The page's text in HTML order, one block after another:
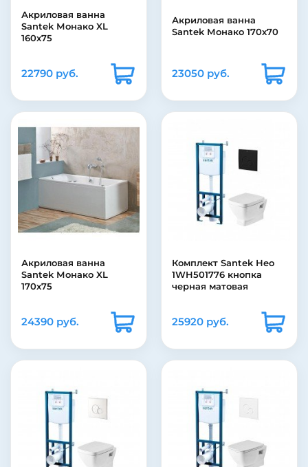
Акриловая ванна
Santek Монако XL
160х75
22790 руб.
Акриловая ванна
Santek Монако 170х70
23050 руб.
Акриловая ванна
Santek Монако XL
170х75
24390 руб.
Комплект Santek Нео
1WH501776 кнопка
черная матовая
25920 руб.